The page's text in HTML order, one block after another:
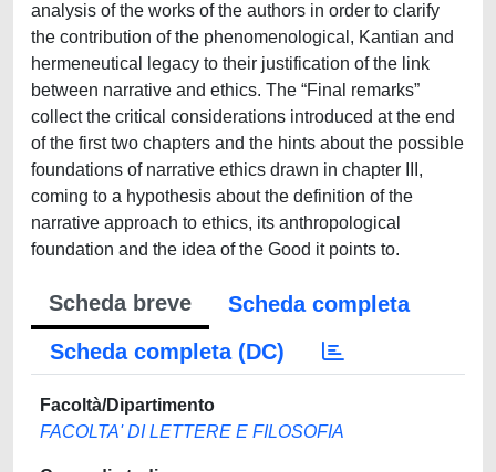
analysis of the works of the authors in order to clarify
the contribution of the phenomenological, Kantian and
hermeneutical legacy to their justification of the link
between narrative and ethics. The “Final remarks”
collect the critical considerations introduced at the end
of the first two chapters and the hints about the possible
foundations of narrative ethics drawn in chapter III,
coming to a hypothesis about the definition of the
narrative approach to ethics, its anthropological
foundation and the idea of the Good it points to.
Scheda breve
Scheda completa
Scheda completa (DC)
Facoltà/Dipartimento
FACOLTA' DI LETTERE E FILOSOFIA